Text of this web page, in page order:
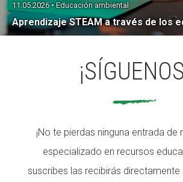
Aprendizaje STEAM a través de los
11.05.2026 • Educación ambiental
¡No te pierdas ninguna entrada de
especializado en recursos
suscribes las recibirás directamente